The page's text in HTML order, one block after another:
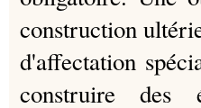
construction
d'affectation
construire